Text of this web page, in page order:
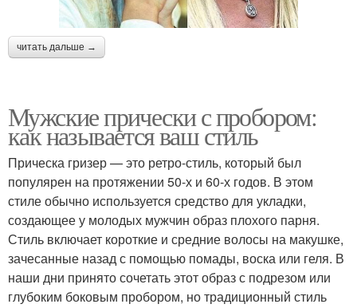
читать дальше →
Мужские прически с пробором:
как называется ваш стиль
Прическа гризер — это ретро-стиль, который был
популярен на протяжении 50-х и 60-х годов. В этом
стиле обычно используется средство для укладки,
создающее у молодых мужчин образ плохого парня.
Стиль включает короткие и средние волосы на макушке,
зачесанные назад с помощью помады, воска или геля. В
наши дни принято сочетать этот образ с подрезом или
глубоким боковым пробором, но традиционный стиль